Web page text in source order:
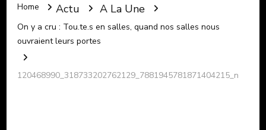
Home Actu A La Une
On y a cru : Tou.te.s en salles, quand nos salles nous
ouvraient leurs portes
120468990_318733202762129_7881945781871404215_n